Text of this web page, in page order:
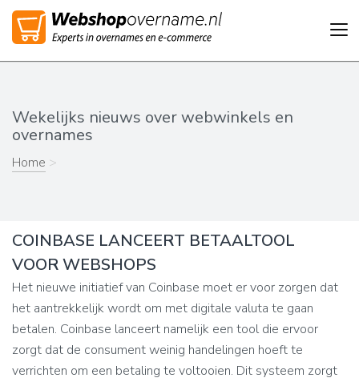
Wekelijks nieuws over webwinkels en
overnames
Home >
COINBASE LANCEERT BETAALTOOL
VOOR WEBSHOPS
Het nieuwe initiatief van Coinbase moet er voor zorgen dat
het aantrekkelijk wordt om met digitale valuta te gaan
betalen. Coinbase lanceert namelijk een tool die ervoor
zorgt dat de consument weinig handelingen hoeft te
verrichten om een betaling te voltooien. Dit systeem zorgt